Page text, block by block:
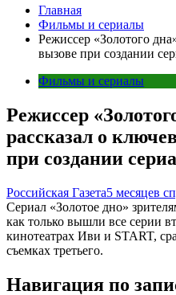
Главная
Фильмы и сериалы
Режиссер «Золотого
вызове при создании
Фильмы и сериалы
Режиссер
рассказал о
при создании
Российская Газета5 месяцев
Сериал «Золотое дно»
как только вышли все серии
кинотеатрах Иви и START,
съемках третьего.
Навигация по